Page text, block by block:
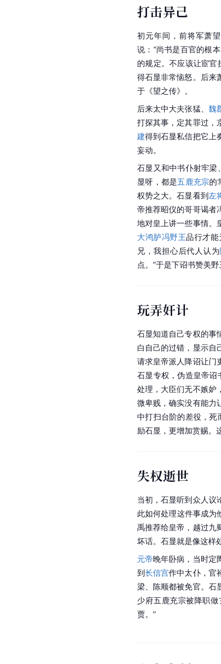
打击异己
初元年间，前将军萧
说：“尚书是百官的根
的规定。不应该让宦官
得石显非常恼怒。后来
于《望之传》。
后来太中大夫张猛、 魏
打探其事，定其罪过，
建得到石显私信把它上
妄动。
石显又和中书仆射牢梁
显呀，都是五鹿充宗的
权势之大。石显看到左
帝推荐昭仪的哥哥谒者
地对皇上讲一些事情。
大鸿胪冯野王品行才能
兄，我担心后代人认为
点。”于是下诏书赞美
玩弄奸计
石显知道自己专权的事
白自己的过错，显示自
请求皇帝派人降诏让门
石显专权，伪造皇帝诏
处理，大臣们无不嫉妒
微卑贱，确实没有能力
中打扫台阶的差役，死
励石显，更增加赏赐。
失权逝世
当初，石显听到众人议
此如何处理这件事成为
禹推荐给皇帝，越过九
坏话。石显就是像这样
元帝晚年卧病，当时定
到长信宫作中太仆，官
梁 、陈顺都被免官。
少府五鹿充宗被降职做
贾。”